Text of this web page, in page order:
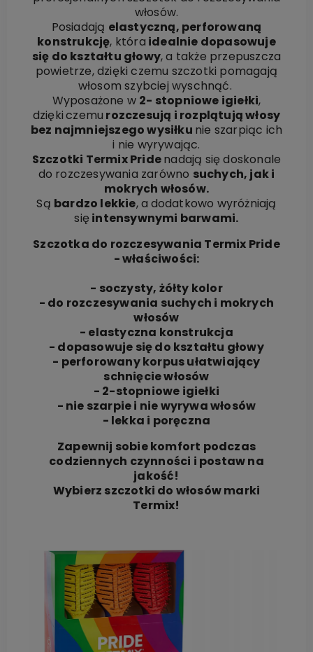
włosów.
Posiadają elastyczną, perforowaną
konstrukcję, która idealnie dopasowuje
się do kształtu głowy, a także przepuszcza
powietrze, dzięki czemu szczotki pomagają
włosom szybciej wyschnąć.
Wyposażone w 2- stopniowe igiełki,
dziękiczemu rozczesują i rozplątują włosy
bez najmniejszego wysiłku nie szarpiąc ich
i nie wyrywając.
Szczotki Termix Pridenadają się doskonale
do rozczesywania zarówno suchych, jak i
mokrych włosów.
Są bardzo lekkie, a dodatkowo wyróżniają
sięintensywnymi barwami.
Szczotka do rozczesywania Termix Pride
- właściwości:
- soczysty, żółty kolor
- do rozczesywania suchych i mokrych
włosów
- elastyczna konstrukcja
- dopasowuje się do kształtu głowy
- perforowany korpus ułatwiający
schnięcie włosów
- 2-stopniowe igiełki
- nie szarpie i nie wyrywa włosów
- lekka i poręczna
Zapewnij sobie komfort podczas
codziennych czynności i postaw na
jakość!
Wybierz szczotki do włosów marki
Termix!